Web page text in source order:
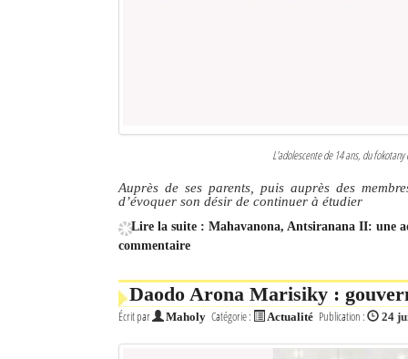
L'adolescente de 14 ans, du
Auprès de ses parents, puis auprès des
d’évoquer son désir de continuer à étudier
Lire la suite : Mahavanona, Antsiranana II: une
commentaire
Daodo Arona Marisiky :
Écrit par Maholy Catégorie : Actualité Publication : 24